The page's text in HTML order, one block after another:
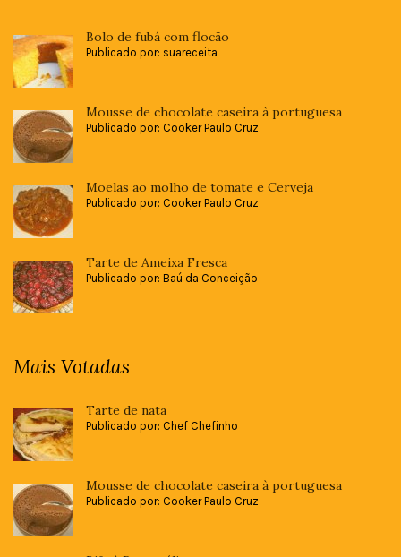
Bolo de fubá com flocão
Publicado por: suareceita
Mousse de chocolate caseira à portuguesa
Publicado por: Cooker Paulo Cruz
Moelas ao molho de tomate e Cerveja
Publicado por: Cooker Paulo Cruz
Tarte de Ameixa Fresca
Publicado por: Baú da Conceição
Mais Votadas
Tarte de nata
Publicado por: Chef Chefinho
Mousse de chocolate caseira à portuguesa
Publicado por: Cooker Paulo Cruz